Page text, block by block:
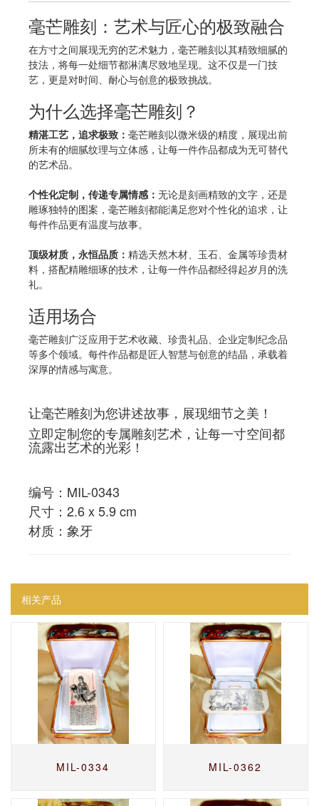
毫芒雕刻：艺术与匠心的极致融合
在方寸之间展现无穷的艺术魅力，毫芒雕刻以其精致细腻的
技法，将每一处细节都淋漓尽致地呈现。这不仅是一门技
艺，更是对时间、耐心与创意的极致挑战。
为什么选择毫芒雕刻？
精湛工艺，追求极致： 毫芒雕刻以微米级的精度，展现出前
所未有的细腻纹理与立体感，让每一件作品都成为无可替代
的艺术品。
个性化定制，传递专属情感： 无论是刻画精致的文字，还是
雕琢独特的图案，毫芒雕刻都能满足您对个性化的追求，让
每件作品更有温度与故事。
顶级材质，永恒品质： 精选天然木材、玉石、金属等珍贵材
料，搭配精雕细琢的技术，让每一件作品都经得起岁月的洗
礼。
适用场合
毫芒雕刻广泛应用于艺术收藏、珍贵礼品、企业定制纪念品
等多个领域。每件作品都是匠人智慧与创意的结晶，承载着
深厚的情感与寓意。
让毫芒雕刻为您讲述故事，展现细节之美！
立即定制您的专属雕刻艺术，让每一寸空间都
流露出艺术的光彩！
编号：MIL-0343
尺寸：2.6 x 5.9 cm
材质：象牙
相关产品
MIL-0334 MIL-0362